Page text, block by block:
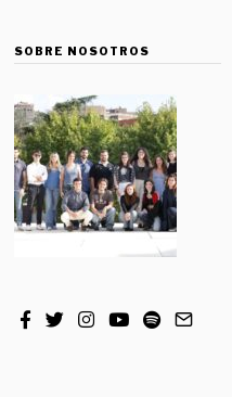
SOBRE NOSOTROS